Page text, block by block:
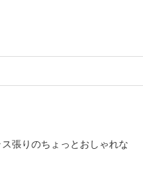
張りのちょっとおしゃれな